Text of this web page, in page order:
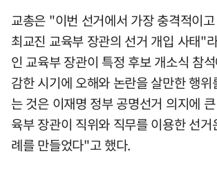
교총은 "이번 선거에서 가장 충격적이
최교진 교육부 장관의 선거 개입 사태"
인 교육부 장관이 특정 후보 개소식 참
감한 시기에 오해와 논란을 살만한 행
는 것은 이재명 정부 공명선거 의지에
육부 장관이 직위와 직무를 이용한 선거
례를 만들었다"고 했다.